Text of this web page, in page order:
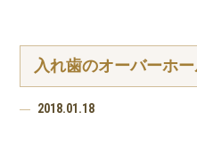
入れ歯のオーバーホ
2018.01.18